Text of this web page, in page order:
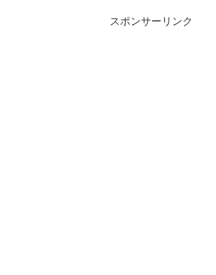
スポンサーリンク